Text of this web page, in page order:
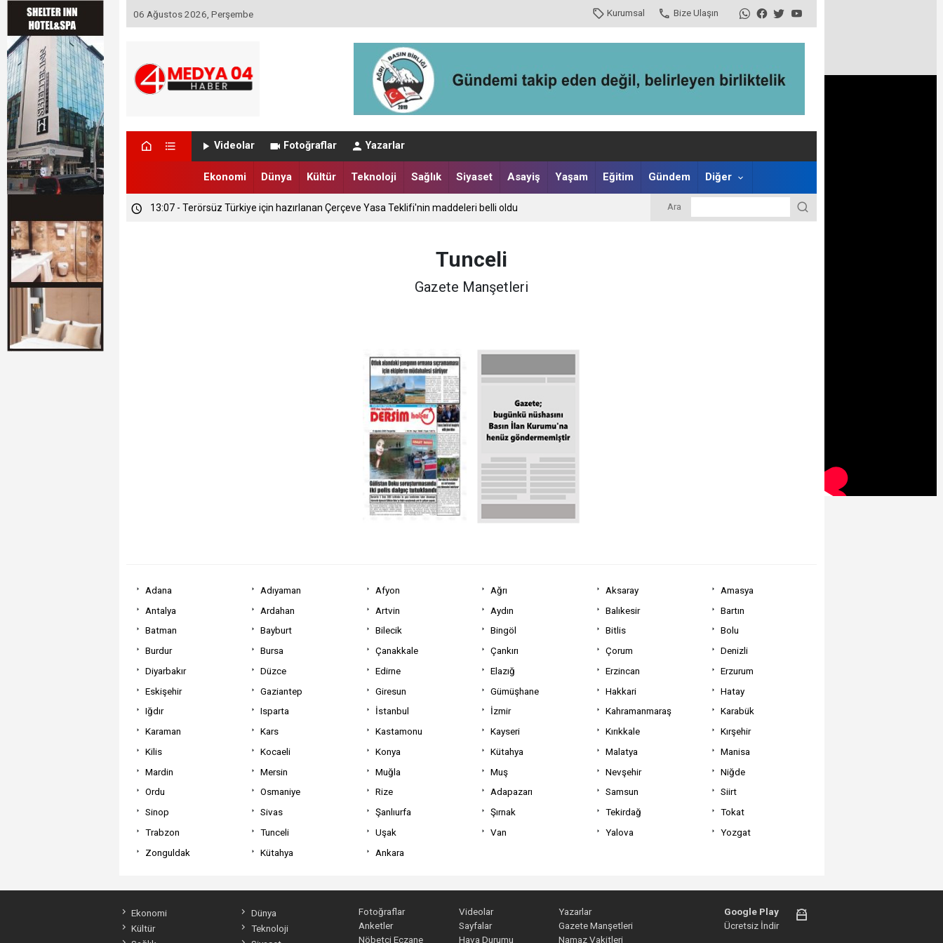
06 Ağustos 2026, Perşembe Kurumsal Bize Ulaşın
Videolar Fotoğraflar Yazarlar
Ekonomi Dünya Kültür Teknoloji Sağlık Siyaset Asayiş Yaşam Eğitim Gündem Diğer
13:07 - Terörsüz Türkiye için hazırlanan Çerçeve Yasa Teklifi'nin maddeleri belli oldu Ara
Tunceli
Gazete Manşetleri
Adana Adıyaman Afyon Ağrı Aksaray
Amasya
Antalya
Ardahan Artvin Aydın Balıkesir
Bartın
Batman
Bayburt Bilecik Bingöl Bitlis
Bolu
Burdur
Bursa Çanakkale Çankırı Çorum
Denizli
Diyarbakır
Düzce Edirne Elazığ Erzincan
Erzurum
Eskişehir
Gaziantep Giresun Gümüşhane Hakkari
Hatay
Iğdır
Isparta İstanbul İzmir Kahramanmaraş
Karabük
Karaman
Kars Kastamonu Kayseri Kırıkkale
Kırşehir
Kilis
Kocaeli Konya Kütahya Malatya
Manisa
Mardin
Mersin Muğla Muş Nevşehir
Niğde
Ordu
Osmaniye Rize Adapazarı Samsun
Siirt
Sinop
Sivas Şanlıurfa Şırnak Tekirdağ
Tokat
Trabzon
Tunceli Uşak Van Yalova
Yozgat
Zonguldak
Kütahya Ankara
Ekonomi
Dünya
Kültür
Teknoloji
Fotoğraflar Videolar
Yazarlar
Anketler
Sayfalar
Gazete Manşetleri
Nöbetçi Eczane
Hava Durumu Namaz Vakitleri
Google Play
Ücretsiz İndir